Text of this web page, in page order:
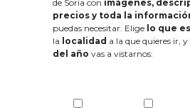
de Soria con imágenes,
precios y toda la
puedas necesitar. Elige lo que
la localidad a la que quieres ir,
del año vas a vistarnos: